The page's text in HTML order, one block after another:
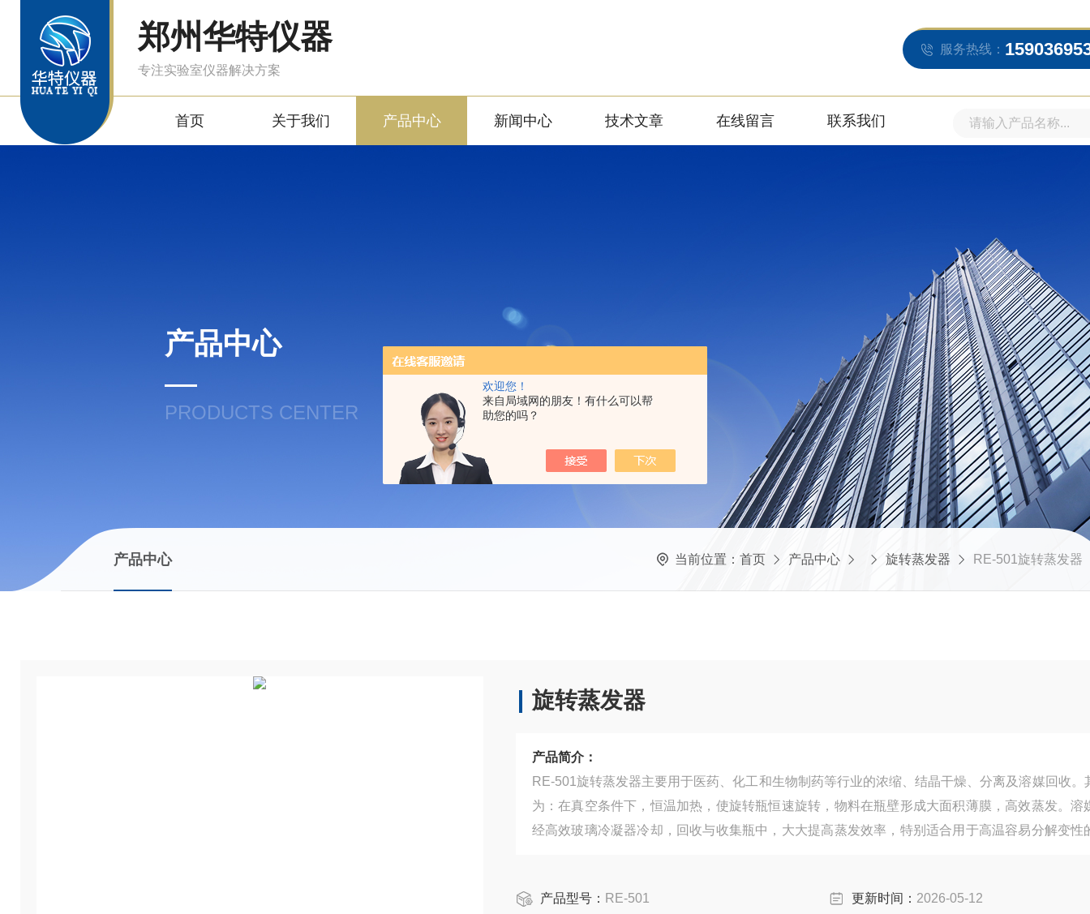
欢迎您！
来自局域网的朋友！有什么可以帮
助您的吗？
郑州华特仪器
专注实验室仪器解决方案
服务热线：
首页 关于我们 产品中心 新闻中心 技术文章 在线留言 联系我们
产品中心
PRODUCTS CENTER
产品中心 当前位置： 首页 产品中心 旋转蒸发器 RE-501旋转蒸发器
旋转蒸发器
产品简介：
RE-501旋转蒸发器主要用于医药、化工和生物制药等行业的浓缩、结晶干燥、分离及溶媒回收。
为：在真空条件下，恒温加热，使旋转瓶恒速旋转，物料在瓶壁形成大面积薄膜，高效蒸发。溶
经高效玻璃冷凝器冷却，回收与收集瓶中，大大提高蒸发效率，特别适合用于高温容易分解变性
产品型号： RE-501 更新时间： 2026-05-12